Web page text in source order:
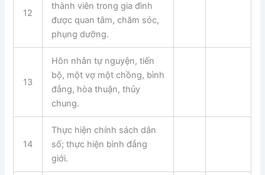
12
thành viên trong gia đình
được quan tâm, chăm sóc,
phụng dưỡng.
13
Hôn nhân tự nguyện, tiến
bộ, một vợ một chồng, bình
đẳng, hòa thuận, thủy
chung.
14
Thực hiện chính sách dân
số; thực hiện bình đẳng
giới.